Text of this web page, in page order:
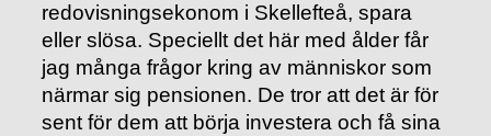
redovisningsekonom i Skellefteå, spara
eller slösa. Speciellt det här med ålder får
jag många frågor kring av människor som
närmar sig pensionen. De tror att det är för
sent för dem att börja investera och få sina